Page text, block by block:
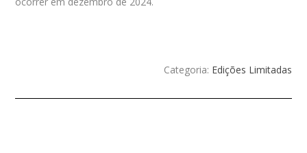
Categoria: Edições Limitadas